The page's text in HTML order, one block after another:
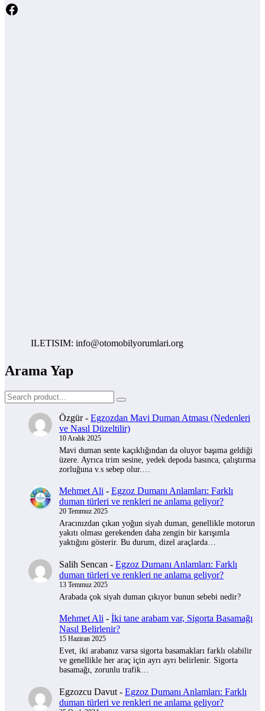
Facebook
ILETISIM: info@otomobilyorumlari.org
Arama Yap
Özgür- Egzozdan Mavi Duman Atması (Nedenleri
ve Nasıl Düzeltilir)
10 Aralık 2025
Mavi duman sente kaçıklığından da oluyor başıma geldiği
üzere. Ayrıca trim sesine, yedek depoda basınca, çalıştırma
zorluğuna v.s sebep olur.…
Mehmet Ali - Egzoz Dumanı Anlamları: Farklı
duman türleri ve renkleri ne anlama geliyor?
20 Temmuz 2025
Aracınızdan çıkan yoğun siyah duman, genellikle motorun
yakıtı olması gerekenden daha zengin bir karışımla
yaktığını gösterir. Bu durum, dizel araçlarda…
Salih Sencan - Egzoz Dumanı Anlamları: Farklı
duman türleri ve renkleri ne anlama geliyor?
13 Temmuz 2025
Arabada çok siyah duman çıkıyor bunun sebebi nedir?
Mehmet Ali - İki tane arabam var, Sigorta Basamağı
Nasıl Belirlenir?
15 Haziran 2025
Evet, iki arabanız varsa sigorta basamakları farklı olabilir
ve genellikle her araç için ayrı ayrı belirlenir. Sigorta
basamağı, zorunlu trafik…
Egzozcu Davut - Egzoz Dumanı Anlamları: Farklı
duman türleri ve renkleri ne anlama geliyor?